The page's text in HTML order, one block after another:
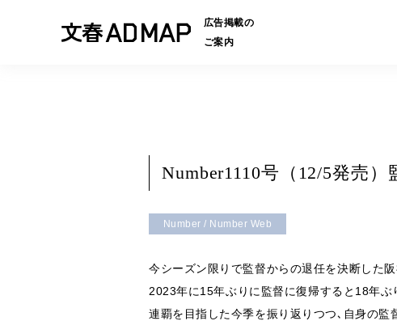
広告掲載の
ご案内
Number1110号（12/5発売
Number / Number Web
今シーズン限りで監督からの退任を決断した阪
2023年に15年ぶりに監督に復帰すると18年ぶ
連覇を目指した今季を振り返りつつ､自身の監